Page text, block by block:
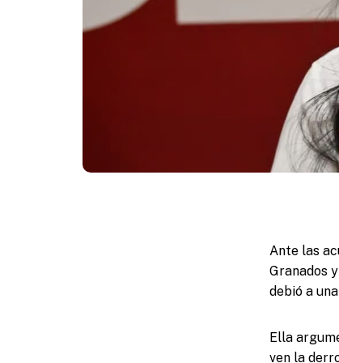
Ante las
Granados
debió a
Ella
ven la